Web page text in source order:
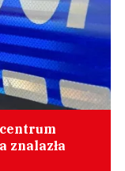
znalazła